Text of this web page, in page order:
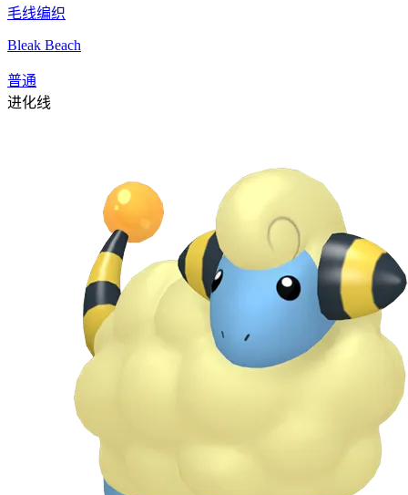
毛线编织
Bleak Beach
普通
进化线